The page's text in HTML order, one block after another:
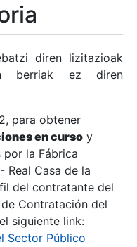
diren lizitazioak
berriak ez diren
para obtener
en curso y
la Fábrica
Real Casa de la
del contratante del
Contratación del
siguiente link:
Sector Público